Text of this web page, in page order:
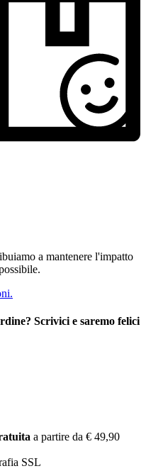
a mantenere l'impatto
Scrivici e saremo felici
a partire da € 49,90
SSL